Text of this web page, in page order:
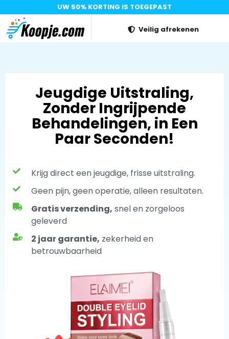
UW 50% KORTING IS TOEGEPAST
Veilig afrekenen
Jeugdige Uitstraling,
Zonder Ingrijpende
Behandelingen, in Een
Paar Seconden!
Krijg direct een jeugdige, frisse uitstraling.
Geen pijn, geen operatie, alleen resultaten.
Gratis verzending, snel en zorgeloos
geleverd
2 jaar garantie, zekerheid en
betrouwbaarheid